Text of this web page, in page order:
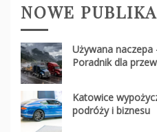
NOWE
Używana
Poradnik dla
Katowice
podróży i biznesu